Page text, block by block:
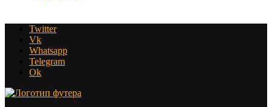
Twitter
Vk
Whatsapp
Telegram
Ok